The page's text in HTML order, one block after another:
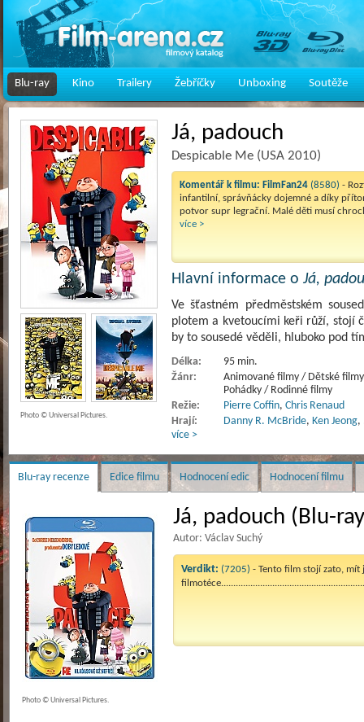
Blu-ray Kino Trailery Žebříčky Unboxing Soutěže
Já, padouch
Despicable Me (USA 2010)
Komentář k filmu: FilmFan24 (8580) -
infantilní, správňácky dojemné a díky
potvor supr legrační. Malé děti musí
více >
Hlavní informace o Já,
Ve šťastném předměstském
plotem a kvetoucími keři růží, stojí
by to sousedé věděli, hluboko pod
Délka:
95 min.
Žánr:
Animované filmy / Dětské
Pohádky / Rodinné filmy
Režie:
Pierre Coffin, Chris Renaud
Hrají:
Danny R. McBride, Ken Jeong,
více >
Photo © Universal Pictures.
Blu-ray recenze Edice filmu Hodnocení edic Hodnocení filmu
Já, padouch (Blu-
Autor: Václav Suchý
Verdikt: (7205) - Tento film stojí zato, mít
Photo © Universal Pictures.